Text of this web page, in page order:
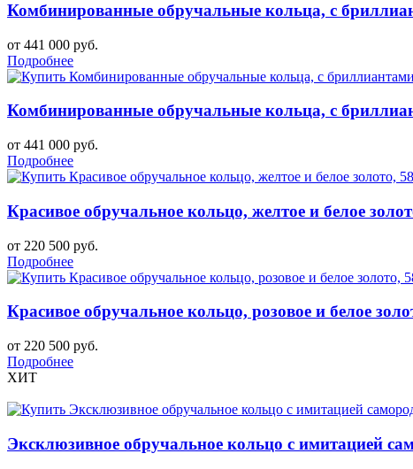
Комбинированные обручальные кольца, с
от 441 000 руб.
Подробнее
Комбинированные обручальные кольца, с
от 441 000 руб.
Подробнее
Красивое обручальное кольцо, желтое и белое
от 220 500 руб.
Подробнее
Красивое обручальное кольцо, розовое и белое
от 220 500 руб.
Подробнее
ХИТ
Эксклюзивное обручальное кольцо с имитацией